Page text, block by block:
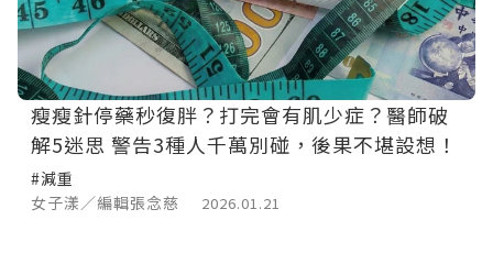
瘦瘦針停藥秒復胖？打完會有肌少症？醫師破
解5迷思 警告3種人千萬別碰，後果不堪設想！
#減重
女子漾／編輯張念慈
2026.01.21